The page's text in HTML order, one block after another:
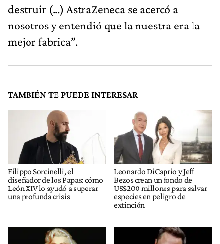
destruir (...) AstraZeneca se acercó a
nosotros y entendió que la nuestra era la
mejor fabrica”.
TAMBIÉN TE PUEDE INTERESAR
Filippo Sorcinelli, el
diseñador de los Papas: cómo
León XIV lo ayudó a superar
una profunda crisis
Leonardo DiCaprio y Jeff
Bezos crean un fondo de
US$200 millones para salvar
especies en peligro de
extinción